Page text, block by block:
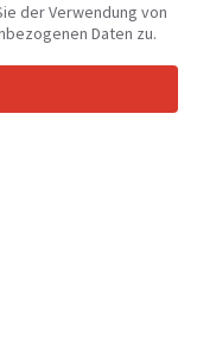
der Verwendung von
Daten zu.